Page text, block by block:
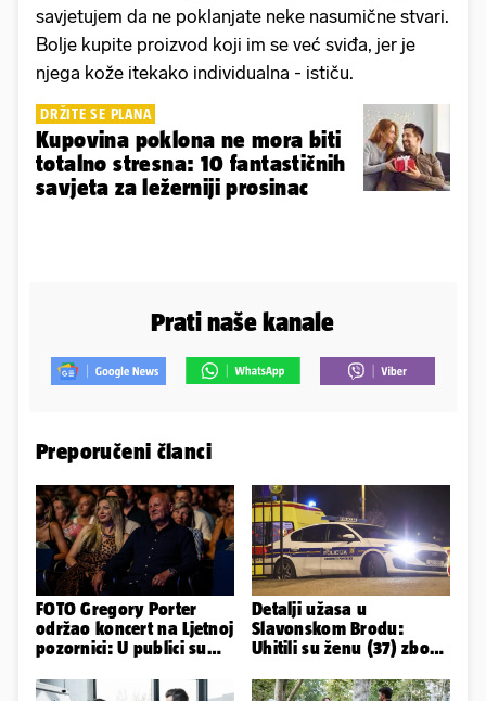
savjetujem da ne poklanjate neke nasumične stvari.
Bolje kupite proizvod koji im se već sviđa, jer je
njega kože itekako individualna - ističu.
DRŽITE SE PLANA
Kupovina poklona ne mora biti
totalno stresna: 10 fantastičnih
savjeta za ležerniji prosinac
Prati naše kanale
Preporučeni članci
FOTO Gregory Porter
održao koncert na Ljetnoj
pozornici: U publici su
Detalji užasa u
Slavonskom Brodu:
Uhitili su ženu (37) zbog
muškarca